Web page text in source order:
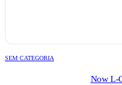
SEM CATEGORIA
Now L-